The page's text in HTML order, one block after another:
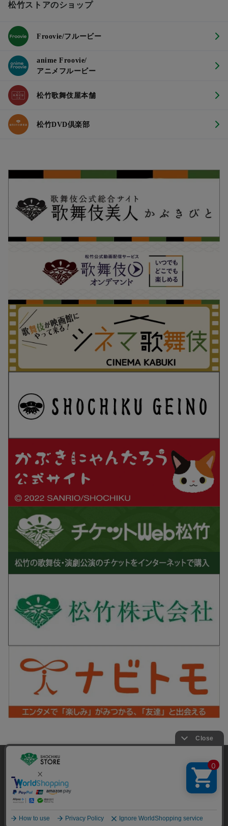
松竹ストアのショップ
Froovie/フルービー
anime Froovie/
アニメフルービー
松竹歌舞伎屋本舗
松竹DVD倶楽部
Copyright©SHOCHIKU Co.,Ltd. All Rights Reserved.
当サイトでは利用体験の向上およびコンテンツの最適な提供、ト
ラフィックの分析を目的としてCookieを使用しています。
サイトの閲覧を継続された場合、Cookieの利用に同意したことも
のといたします。
詳細については
承諾する